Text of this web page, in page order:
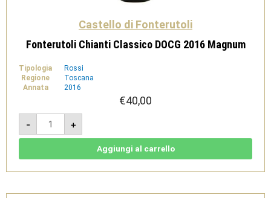
Castello di Fonterutoli
Fonterutoli Chianti Classico DOCG 2016 Magnum
Tipologia
Rossi
Regione
Toscana
Annata
2016
€40,00
-
Fonterutoli
Chianti
Classico
DOCG
+
Aggiungi al carrello